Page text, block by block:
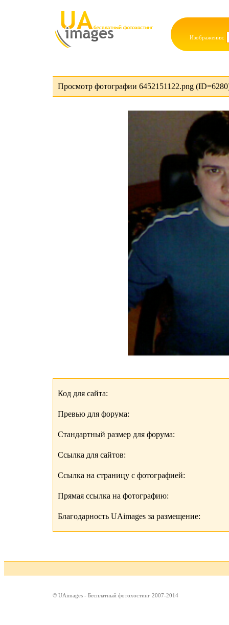
Изображения:
Просмотр фотографии 6452151122.png
Код для сайта:
Превью для форума:
Стандартный размер для форума:
Ссылка для сайтов:
Ссылка на страницу с фотографией:
Прямая ссылка на фотографию:
Благодарность UAimages за размещение:
© UAimages - Бесплатный фотохостинг 2007-2014